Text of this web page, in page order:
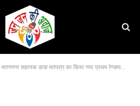
सहायक डाक मतपत्र का किया गया प्रथम रेण्डमाइजेशन